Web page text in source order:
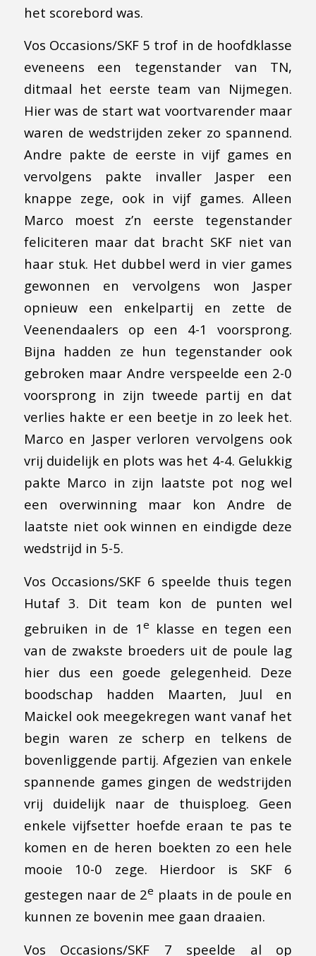
het scorebord was.
Vos Occasions/SKF 5 trof in de hoofdklasse
eveneens een tegenstander van TN,
ditmaal het eerste team van Nijmegen.
Hier was de start wat voortvarender maar
waren de wedstrijden zeker zo spannend.
Andre pakte de eerste in vijf games en
vervolgens pakte invaller Jasper een
knappe zege, ook in vijf games. Alleen
Marco moest z’n eerste tegenstander
feliciteren maar dat bracht SKF niet van
haar stuk. Het dubbel werd in vier games
gewonnen en vervolgens won Jasper
opnieuw een enkelpartij en zette de
Veenendaalers op een 4-1 voorsprong.
Bijna hadden ze hun tegenstander ook
gebroken maar Andre verspeelde een 2-0
voorsprong in zijn tweede partij en dat
verlies hakte er een beetje in zo leek het.
Marco en Jasper verloren vervolgens ook
vrij duidelijk en plots was het 4-4. Gelukkig
pakte Marco in zijn laatste pot nog wel
een overwinning maar kon Andre de
laatste niet ook winnen en eindigde deze
wedstrijd in 5-5.
Vos Occasions/SKF 6 speelde thuis tegen
Hutaf 3. Dit team kon de punten wel
gebruiken in de 1 e klasse en tegen een
van de zwakste broeders uit de poule lag
hier dus een goede gelegenheid. Deze
boodschap hadden Maarten, Juul en
Maickel ook meegekregen want vanaf het
begin waren ze scherp en telkens de
bovenliggende partij. Afgezien van enkele
spannende games gingen de wedstrijden
vrij duidelijk naar de thuisploeg. Geen
enkele vijfsetter hoefde eraan te pas te
komen en de heren boekten zo een hele
mooie 10-0 zege. Hierdoor is SKF 6
gestegen naar de 2e plaats in de poule en
kunnen ze bovenin mee gaan draaien.
Vos Occasions/SKF 7 speelde al op